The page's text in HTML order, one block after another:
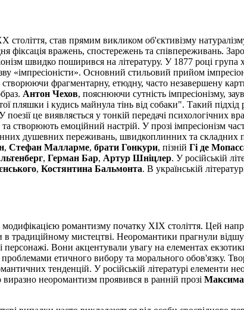
став прямим викликом об'єктивізму
вражень, спостережень та співпереживань.
швидко поширився на літературу. У 1877 році група
«імпресіоністи». Основний стильовий прийом
створюючи фрагментарну, етюдну, часто незавершену
Антон Чехов, пояснюючи сутність імпресіонізму,
пляшки і кудись майнула тінь від собаки". Такий
це виявляється у тонкій передачі психологічних
створюють емоційний настрій. У прозі імпресіонізм
душевних переживань, швидкоплинних та складних
, Стефан Малларме, брати Гонкури, пізній Гі де
, Герман Бар, Артур Шніцлер. У російській
, Костянтина Бальмонта. В українській
романтизму початку XIX століття. Цей
традиційному мистецтві. Неоромантики прагнули
персонажі. Вони акцентували увагу на елементах
проблемами етичного вибору та морального обов'язку.
тенденцій. У російській літературі елементи
неоромантизм проявився в ранній прозі Максима